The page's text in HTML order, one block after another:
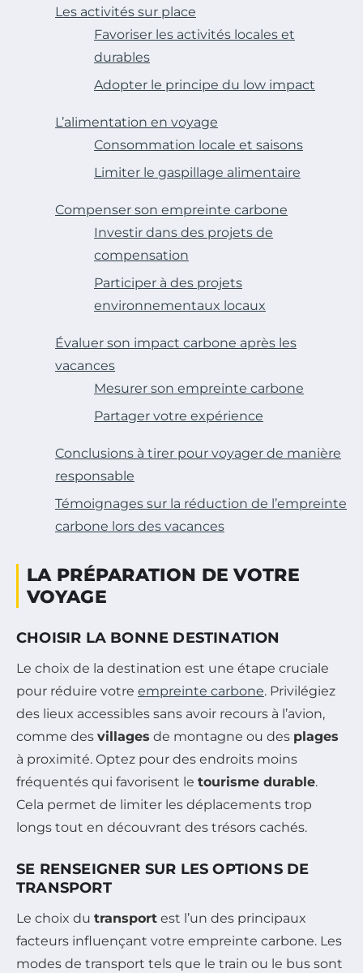
Les activités sur place
Favoriser les activités locales et
durables
Adopter le principe du low impact
L’alimentation en voyage
Consommation locale et saisons
Limiter le gaspillage alimentaire
Compenser son empreinte carbone
Investir dans des projets de
compensation
Participer à des projets
environnementaux locaux
Évaluer son impact carbone après les
vacances
Mesurer son empreinte carbone
Partager votre expérience
Conclusions à tirer pour voyager de manière
responsable
Témoignages sur la réduction de l’empreinte
carbone lors des vacances
LA PRÉPARATION DE VOTRE
VOYAGE
CHOISIR LA BONNE DESTINATION
Le choix de la destination est une étape cruciale
pour réduire votre empreinte carbone. Privilégiez
des lieux accessibles sans avoir recours à l’avion,
comme des villages de montagne ou des plages
à proximité. Optez pour des endroits moins
fréquentés qui favorisent le tourisme durable.
Cela permet de limiter les déplacements trop
longs tout en découvrant des trésors cachés.
SE RENSEIGNER SUR LES OPTIONS DE
TRANSPORT
Le choix du transport est l’un des principaux
facteurs influençant votre empreinte carbone. Les
modes de transport tels que le train ou le bus sont